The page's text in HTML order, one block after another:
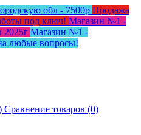
обл - 7500р Продажа
под ключ! Магазин №1 -
2025г Магазин №1 -
любые вопросы!
Сравнение товаров (0)